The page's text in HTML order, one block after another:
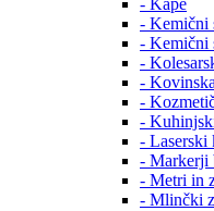
- Kape
- Kemični
- Kemični
-
-
-
-
- Laserski
- Markerji
- Metri in
- Mlinčki